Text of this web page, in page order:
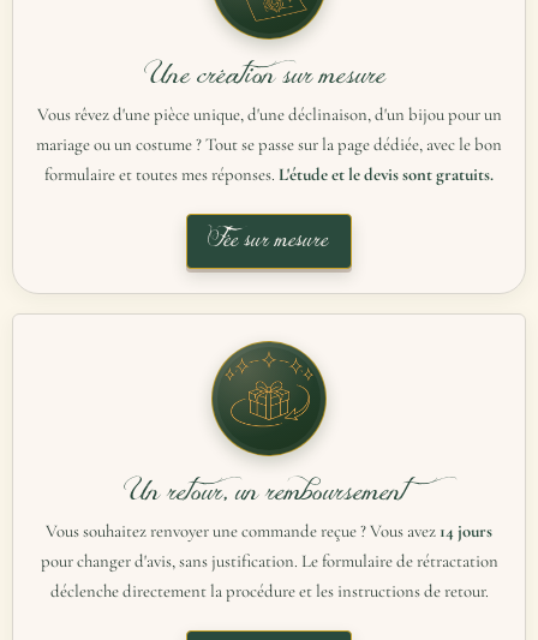
Une création sur mesure
Vous rêvez d'une pièce unique, d'une déclinaison, d'un bijou pour un
mariage ou un costume ? Tout se passe sur la page dédiée, avec le bon
formulaire et toutes mes réponses. L'étude et le devis sont gratuits.
Fée sur mesure
Un retour, un remboursement
Vous souhaitez renvoyer une commande reçue ? Vous avez 14 jours
pour changer d'avis, sans justification. Le formulaire de rétractation
déclenche directement la procédure et les instructions de retour.